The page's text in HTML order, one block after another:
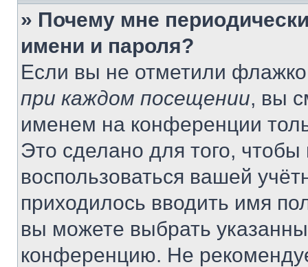
» Почему мне
имени и пароля?
Если вы не отметили
при каждом посещении, вы
именем на конференции
Это сделано для того, чтобы
воспользоваться вашей
приходилось вводить имя
вы можете выбрать
конференцию. Не